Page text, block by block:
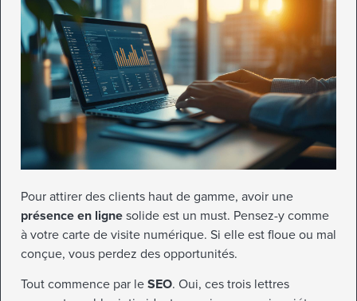
Pour attirer des clients haut de gamme, avoir une
présence en ligne solide est un must. Pensez-y comme
à votre carte de visite numérique. Si elle est floue ou mal
conçue, vous perdez des opportunités.
Tout commence par le SEO. Oui, ces trois lettres